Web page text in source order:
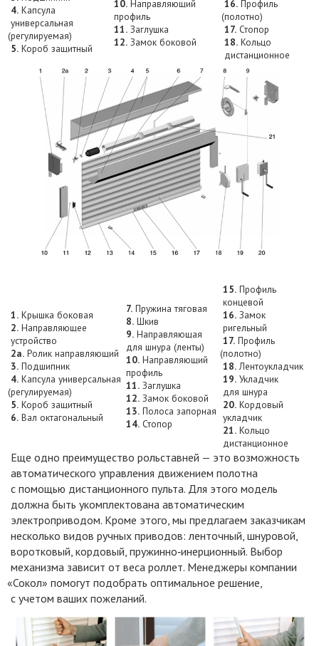
4. Капсула
универсальная
(регулируемая)
5. Короб защитный
10. Направляющий
профиль
11. Заглушка
12. Замок боковой
16. Профиль
(полотно)
17. Стопор
18. Кольцо
дистанционное
1. Крышка боковая
2. Направляющее
устройство
2a. Ролик направляющий
3. Подшипник
4. Капсула универсальная
(регулируемая)
5. Короб защитный
6. Вал октагональный
7. Пружина тяговая
8. Шкив
9. Направляющая
для шнура (ленты)
10. Направляющий
профиль
11. Заглушка
12. Замок боковой
13. Полоса запорная
14. Стопор
15. Профиль
концевой
16. Замок
ригельный
17. Профиль
(полотно)
18.Лентоукладчик
19. Укладчик
для шнура
20. Кордовый
укладчик
21. Кольцо
дистанционное
Еще одно преимущество рольставней — это возможность
автоматического управления движением полотна
с помощью дистанционного пульта. Для этого модель
должна быть укомплектована автоматическим
электроприводом. Кроме этого, мы предлагаем заказчикам
несколько видов ручных приводов: ленточный, шнуровой,
воротковый, кордовый, пружинно‑инерционный. Выбор
механизма зависит от веса роллет. Менеджеры компании
«Сокол» помогут подобрать оптимальное решение,
с учетом ваших пожеланий.